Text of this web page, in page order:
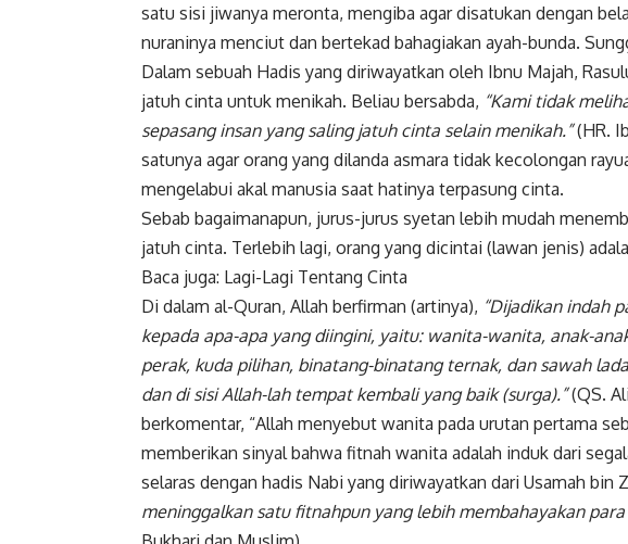
satu sisi jiwanya meronta, mengiba agar disatukan dengan
nuraninya menciut dan bertekad bahagiakan ayah-bunda.
Dalam sebuah Hadis yang diriwayatkan oleh Ibnu Majah,
jatuh cinta untuk menikah. Beliau bersabda, “Kami tidak
sepasang insan yang saling jatuh cinta selain menikah.”(HR.
satunya agar orang yang dilanda asmara tidak kecolongan
mengelabui akal manusia saat hatinya terpasung cinta.
Sebab bagaimanapun, jurus-jurus syetan lebih mudah
jatuh cinta. Terlebih lagi, orang yang dicintai (lawan jenis)
Baca juga: Lagi-Lagi Tentang Cinta
Di dalam al-Quran, Allah berfirman (artinya), “Dijadikan indah
kepada apa-apa yang diingini, yaitu: wanita-wanita, anak-
perak, kuda pilihan, binatang-binatang ternak, dan sawah
dan di sisi Allah-lah tempat kembali yang baik (surga).”(QS.
berkomentar, “Allah menyebut wanita pada urutan pertama
memberikan sinyal bahwa fitnah wanita adalah induk dari
selaras dengan hadis Nabi yang diriwayatkan dari Usamah bin
meninggalkan satu fitnahpun yang lebih membahayakan